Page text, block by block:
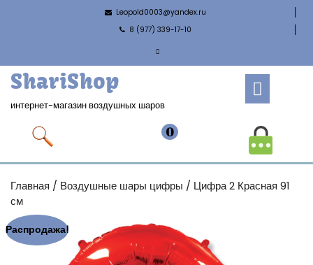
Leopold0003@yandex.ru
8 (977) 339-17-10
ShariShop
интернет-магазин воздушных шаров
0
Главная / Воздушные шары цифры / Цифра 2 Красная 91
см
Распродажа!